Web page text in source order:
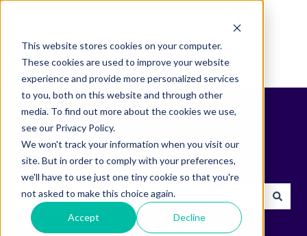
This website stores cookies on your computer.
These cookies are used to improve your website
experience and provide more personalized services
to you, both on this website and through other
media. To find out more about the cookies we use,
see our Privacy Policy.
We won't track your information when you visit our
site. But in order to comply with your preferences,
we'll have to use just one tiny cookie so that you're
not asked to make this choice again.
Accept Decline
Find helpful tips & tools.
Il n'y a aucune suggestion car le champ de recherche est vide.